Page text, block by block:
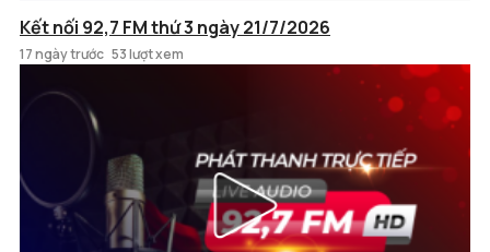
Kết nối 92,7 FM thứ 3 ngày 21/7/2026
17 ngày trước 53 lượt xem